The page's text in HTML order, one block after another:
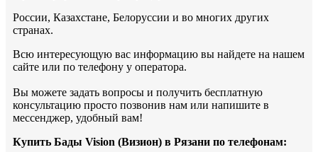
России, Казахстане, Белоруссии и во многих других
странах.
Всю интересующую вас информацию вы найдете на нашем
сайте или по телефону у оператора.
Вы можете задать вопросы и получить бесплатную
консультацию просто позвонив нам или напишите в
мессенджер, удобный вам!
Купить Бады Vision (Визион) в Рязани по телефонам: